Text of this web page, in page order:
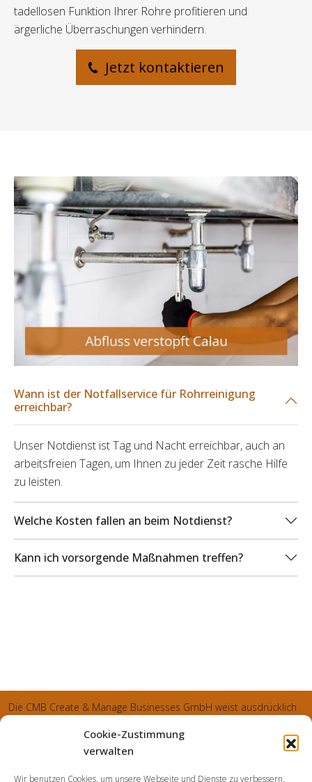
Cookie-Zustimmung
verwalten
Wir benutzen Cookies, um unsere Webseite und Dienste zu verbessern.
tadellosen Funktion Ihrer Rohre profitieren und
ärgerliche Überraschungen verhindern.
Jetzt kontaktieren
Wann ist der Notfallservice für Rohrreinigung
erreichbar?
Unser Notdienst ist Tag und Nacht erreichbar, auch an
arbeitsfreien Tagen, um Ihnen zu jeder Zeit rasche Hilfe
zu leisten.
Welche Kosten fallen an beim Notdienst?
Kann ich vorsorgende Maßnahmen treffen?
Die CMB Create & Manage Businesses GmbH weist ausdrücklich
und sämtliche generierte Aufträge an die SecuPart GmbH